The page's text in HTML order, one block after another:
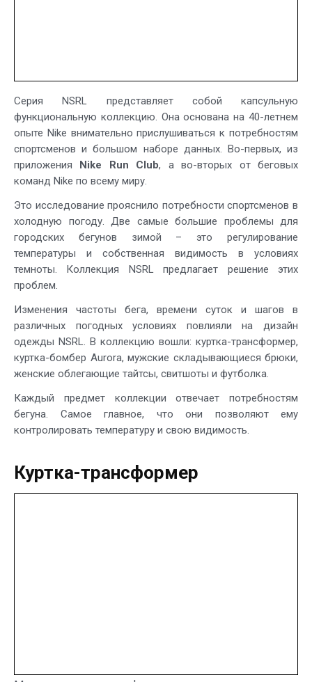
Серия NSRL представляет собой капсульную
функциональную коллекцию. Она основана на 40-летнем
опыте Nike внимательно прислушиваться к потребностям
спортсменов и большом наборе данных. Во-первых, из
приложения Nike Run Club, а во-вторых от беговых
команд Nike по всему миру.
Это исследование прояснило потребности спортсменов в
холодную погоду. Две самые большие проблемы для
городских бегунов зимой – это регулирование
температуры и собственная видимость в условиях
темноты. Коллекция NSRL предлагает решение этих
проблем.
Изменения частоты бега, времени суток и шагов в
различных погодных условиях повлияли на дизайн
одежды NSRL. В коллекцию вошли: куртка-трансформер,
куртка-бомбер Aurora, мужские складывающиеся брюки,
женские облегающие тайтсы, свитшоты и футболка.
Каждый предмет коллекции отвечает потребностям
бегуна. Самое главное, что они позволяют ему
контролировать температуру и свою видимость.
Куртка-трансформер